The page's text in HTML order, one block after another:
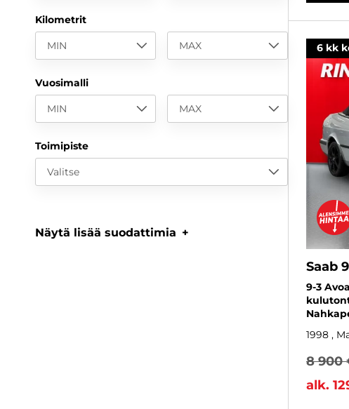
Kilometrit
MIN MAX
Vuosimalli
MIN MAX
Toimipiste
Valitse
Näytä lisää suodattimia
6 kk
Saab
9-3
1998 ,
8 900
alk.